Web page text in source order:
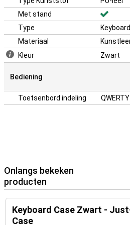
Met stand
Type
Materiaal
Kleur
Zwart
Bediening
Toetsenbord indeling QWERTY
Onlangs bekeken
producten
Keyboard Case Zwart -
Case